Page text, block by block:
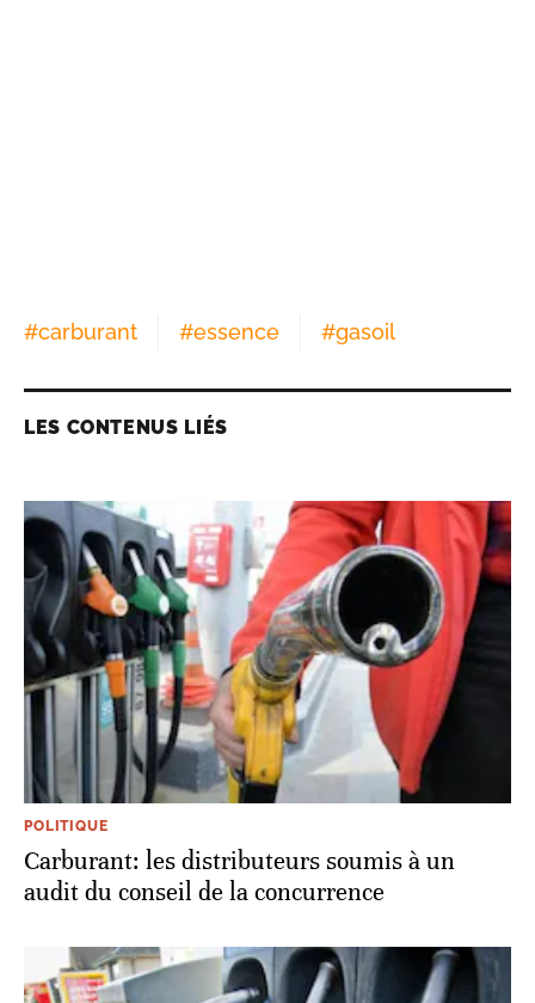
#carburant #essence #gasoil
LES CONTENUS LIÉS
POLITIQUE
Carburant: les distributeurs soumis à un
audit du conseil de la concurrence